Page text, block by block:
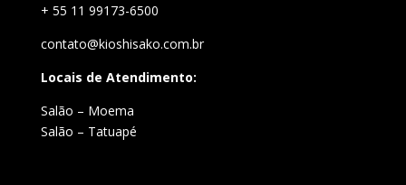
+ 55 11 99173-6500
contato@kioshisako.com.br
Locais de Atendimento:
Salão – Moema
Salão – Tatuapé